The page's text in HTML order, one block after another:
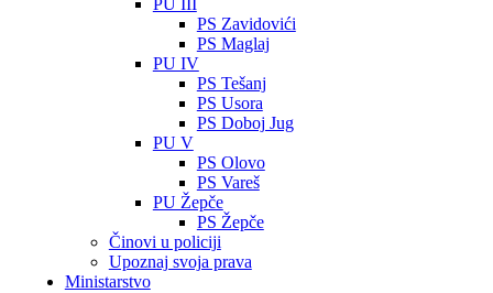
PU III
PS Zavidovići
PS Maglaj
PU IV
PS Tešanj
PS Usora
PS Doboj Jug
PU V
PS Olovo
PS Vareš
PU Žepče
PS Žepče
Činovi u policiji
Upoznaj svoja prava
Ministarstvo